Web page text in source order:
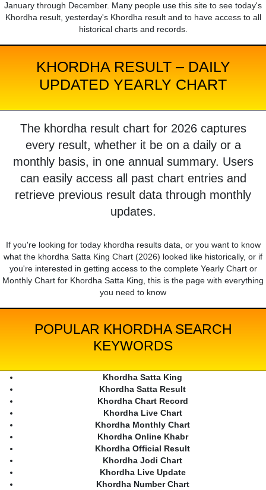
January through December. Many people use this site to see today's
Khordha result, yesterday's Khordha result and to have access to all
historical charts and records.
KHORDHA RESULT – DAILY
UPDATED YEARLY CHART
The khordha result chart for 2026 captures
every result, whether it be on a daily or a
monthly basis, in one annual summary. Users
can easily access all past chart entries and
retrieve previous result data through monthly
updates.
If you're looking for today khordha results data, or you want to know
what the khordha Satta King Chart (2026) looked like historically, or if
you're interested in getting access to the complete Yearly Chart or
Monthly Chart for Khordha Satta King, this is the page with everything
you need to know
POPULAR KHORDHA SEARCH
KEYWORDS
Khordha Satta King
Khordha Satta Result
Khordha Chart Record
Khordha Live Chart
Khordha Monthly Chart
Khordha Online Khabr
Khordha Official Result
Khordha Jodi Chart
Khordha Live Update
Khordha Number Chart